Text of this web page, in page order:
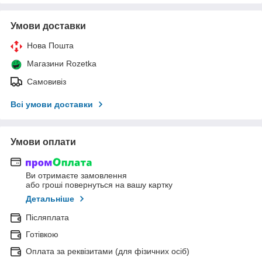
Умови доставки
Нова Пошта
Магазини Rozetka
Самовивіз
Всі умови доставки
Умови оплати
Ви отримаєте замовлення
або гроші повернуться на вашу картку
Детальніше
Післяплата
Готівкою
Оплата за реквізитами (для фізичних осіб)